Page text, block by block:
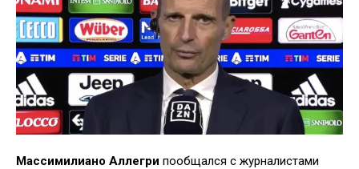
Массимилиано Аллегри пообщался с журналистами